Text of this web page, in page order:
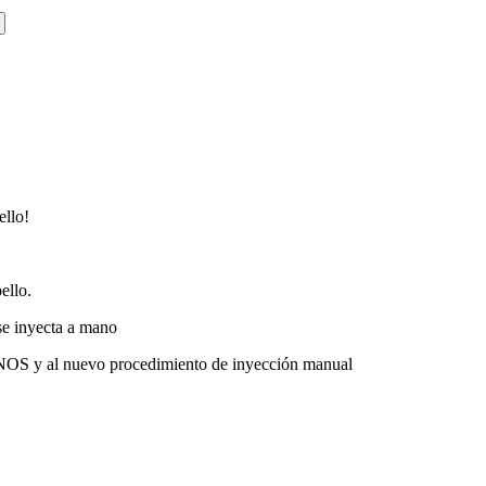
inyecta a mano
y al nuevo procedimiento de inyección manual